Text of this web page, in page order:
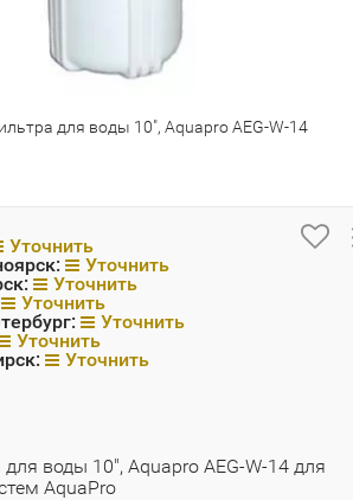
для воды 10", Aquapro AEG-W-14
Уточнить
Уточнить
Уточнить
Уточнить
Уточнить
Уточнить
Уточнить
воды 10", Aquapro AEG-W-14 для
AquaPro